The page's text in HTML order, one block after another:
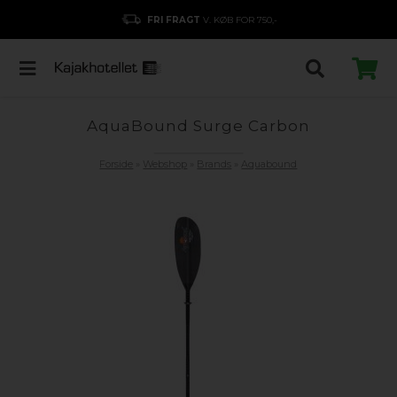
FRI FRAGT V. KØB FOR 750,-
AquaBound Surge Carbon